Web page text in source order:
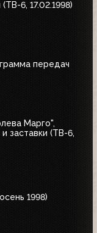
6, 17.02.1998)
передач
Марго",
заставки (ТВ-6,
1998)